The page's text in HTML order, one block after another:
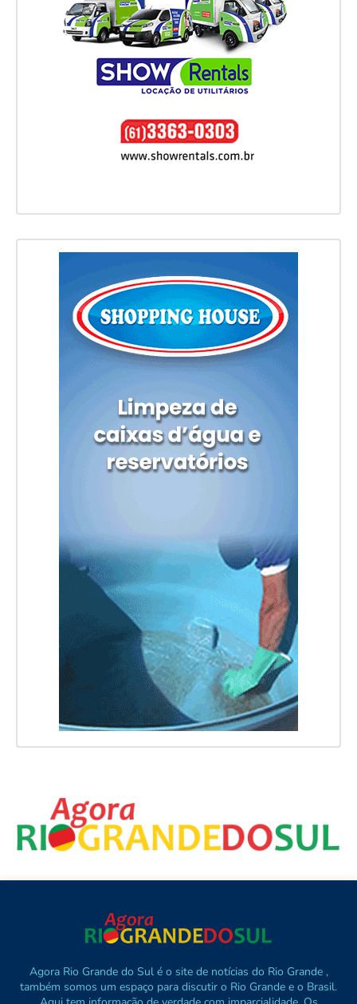
Agora Rio Grande do Sul é o site de notícias do Rio Grande ,
também somos um espaço para discutir o Rio Grande e o Brasil.